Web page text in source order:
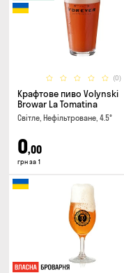
(0)
Крафтове пиво Volynski
Browar La Tomatina
Світле, Нефільтроване, 4.5°
0,00
грн за 1